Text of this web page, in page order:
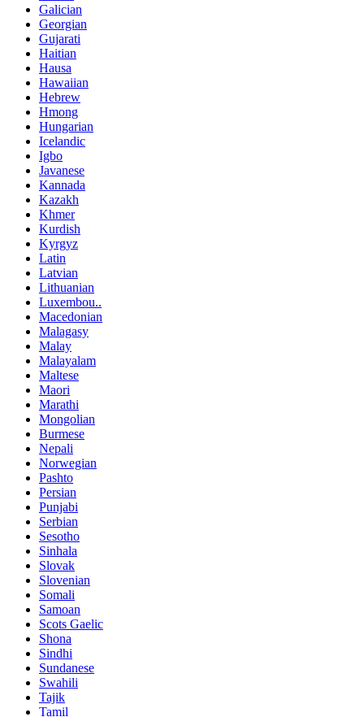
Galician
Georgian
Gujarati
Haitian
Hausa
Hawaiian
Hebrew
Hmong
Hungarian
Icelandic
Igbo
Javanese
Kannada
Kazakh
Khmer
Kurdish
Kyrgyz
Latin
Latvian
Lithuanian
Luxembou..
Macedonian
Malagasy
Malay
Malayalam
Maltese
Maori
Marathi
Mongolian
Burmese
Nepali
Norwegian
Pashto
Persian
Punjabi
Serbian
Sesotho
Sinhala
Slovak
Slovenian
Somali
Samoan
Scots Gaelic
Shona
Sindhi
Sundanese
Swahili
Tajik
Tamil